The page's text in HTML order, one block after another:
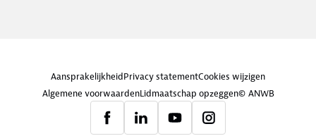
AansprakelijkheidPrivacy statementCookies wijzigen
Algemene voorwaardenLidmaatschap opzeggen© ANWB